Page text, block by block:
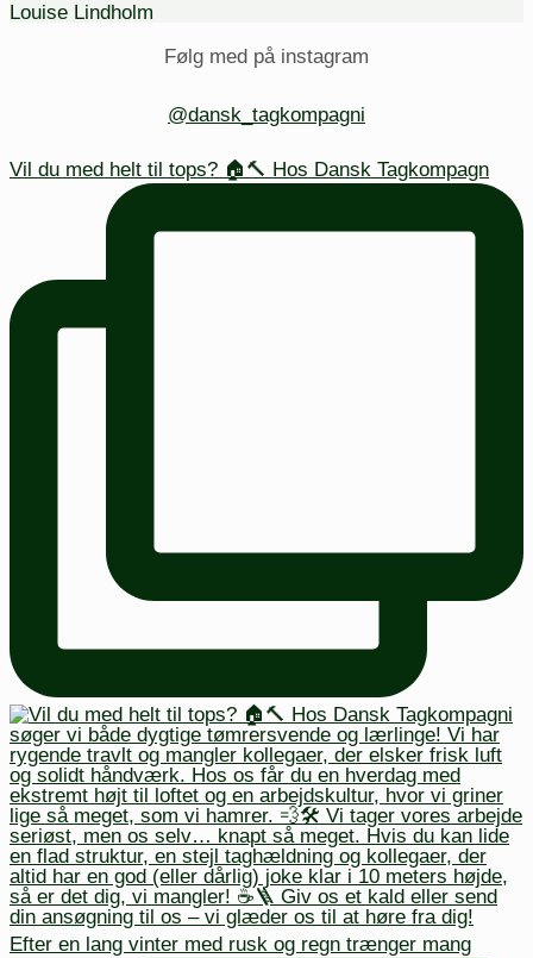
Louise Lindholm
Følg med på instagram
@dansk_tagkompagni
Vil du med helt til tops? 🏠🔨 Hos Dansk Tagkompagn
Efter en lang vinter med rusk og regn trænger mang